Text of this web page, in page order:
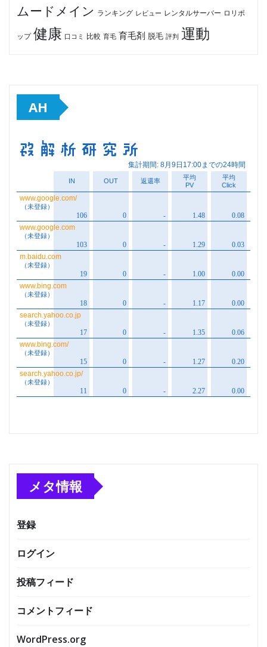
ムードメイン ランキング レビュー レンタルサーバー ロリポ
ップ 健康 口コミ 比較 育毛 育毛剤 脱毛 評判 運動
AH
メタ情報
登録
ログイン
投稿フィード
コメントフィード
WordPress.org